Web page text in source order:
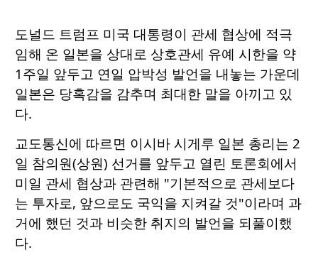
도널드 트럼프 미국 대통령이 관세 협상에 적극
임해 온 일본을 상대로 상호관세 유예 시한을 약
1주일 앞두고 연일 압박성 발언을 내놓는 가운데
일본은 당혹감을 감추며 최대한 말을 아끼고 있
다.
교도통신에 따르면 이시바 시게루 일본 총리는 2
일 참의원(상원) 선거를 앞두고 열린 토론회에서
미일 관세 협상과 관련해 "기본적으로 관세보다
는 투자로, 앞으로도 국익을 지켜갈 것"이라며 과
거에 했던 것과 비슷한 취지의 발언을 되풀이했
다.